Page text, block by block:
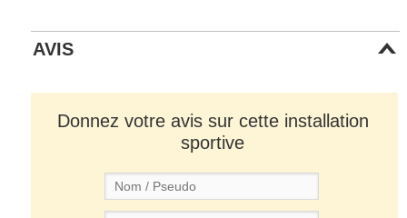
AVIS
Donnez votre avis sur cette installation
sportive